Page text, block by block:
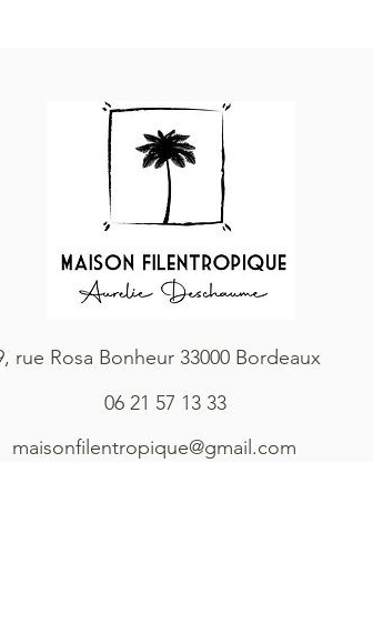
rue Rosa Bonheur 33000 Bordeaux
06 21 57 13 33
maisonfilentropique@gmail.com